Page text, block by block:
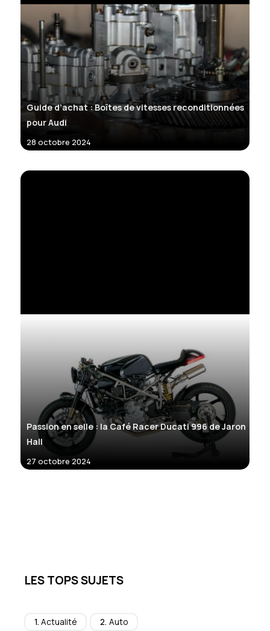
Guide d’achat : Boîtes de vitesses reconditionnées
pour Audi
28 octobre 2024
Passion en selle : la Café Racer Ducati 996 de Jaron
Hall
27 octobre 2024
LES TOPS SUJETS
Actualité Auto